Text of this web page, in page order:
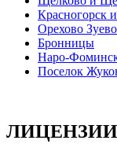
Красногорск
Орехово
Бронницы
Наро-
Поселок